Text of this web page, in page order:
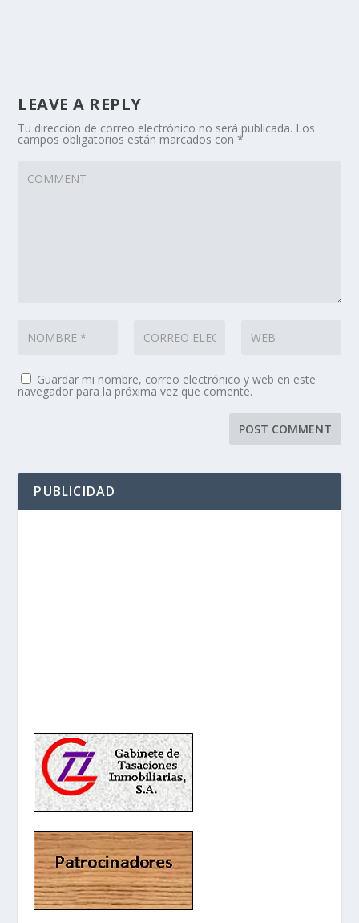
LEAVE A REPLY
Tu dirección de correo electrónico no será publicada. Los
campos obligatorios están marcados con*
Guardar mi nombre, correo electrónico y web en este
navegador para la próxima vez que comente.
PUBLICIDAD